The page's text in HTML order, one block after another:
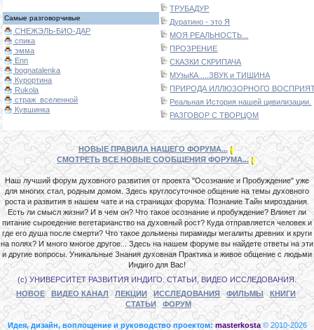
ТРУБАДУР
Дуратино - это Я
МОЯ РЕАЛЬНОСТЬ...
ПРОЗРЕНИЕ
СКАЗКИ СКРИПАЧА
МУзыКА ....ЗВУК и ТИШИНА
ПРИРОДА ИЛЛЮЗОРНОГО
Реальная История нашей цивилизации.
РАЗГОВОР С ТВОРЦОМ
Самые разговорчивые
СНЕЖЭЛЬ-БИО-ДАР
спика
эмма
Enn
bognatalenka
Курортина
Rukola
страж_вселенной
Кувшинка
НОВЫЕ ПРАВИЛА НАШЕГО ФОРУМА...
СМОТРЕТЬ ВСЕ НОВЫЕ СООБЩЕНИЯ ФОРУМА...
Наш лучший форум духовного развития от проекта "Осознание и Пробуждение" уже
для многих стал, родным домом. Здесь круглосуточное общение на темы духовного
роста и развития в нашем чате и на страницах форума. Познание Тайн мироздания.
Есть ли смысл жизни? И в чем он? Что такое осознание и пробуждение? Влияет ли
питание сыроедение вегетарианство на духовный рост? Куда отправляется человек и
где его душа после смерти? Что такое дольмены пирамиды мегалиты древних и круги
на полях? И много многое другое... Здесь на нашем форуме вы найдете ответы на эти
и другие вопросы. Уникальные Знания духовная Практика и живое общение с людьми
Индиго для Вас!
(с) УНИВЕРСИТЕТ РАЗВИТИЯ ИНДИГО. СТАТЬИ, ВИДЕО ИССЛЕДОВАНИЯ.
НОВОЕ
ВИДЕО КАНАЛ ЛЕКЦИИ ИССЛЕДОВАНИЯ ФИЛЬМЫ
КНИГИ
СТАТЬИ
ФОРУМ
Идея, дизайн, воплощение и руководство проектом: masterkosta © 2010-2026